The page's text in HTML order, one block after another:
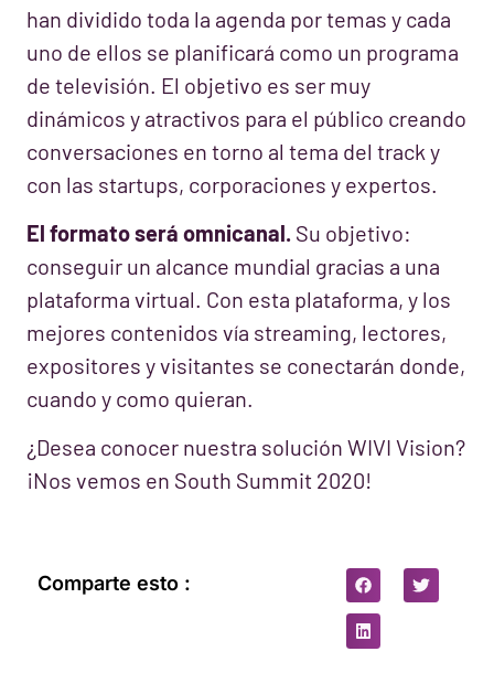
han dividido toda la agenda por temas y cada
uno de ellos se planificará como un programa
de televisión. El objetivo es ser muy
dinámicos y atractivos para el público creando
conversaciones en torno al tema del track y
con las startups, corporaciones y expertos.
El formato será omnicanal. Su objetivo:
conseguir un alcance mundial gracias a una
plataforma virtual. Con esta plataforma, y los
mejores contenidos vía streaming, lectores,
expositores y visitantes se conectarán donde,
cuando y como quieran.
¿Desea conocer nuestra solución WIVI Vision?
¡Nos vemos en South Summit 2020!
Comparte esto :